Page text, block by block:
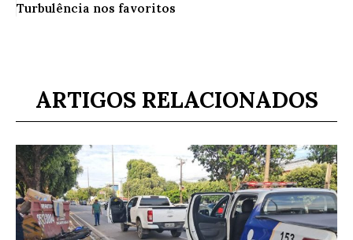
Turbulência nos favoritos
ARTIGOS RELACIONADOS